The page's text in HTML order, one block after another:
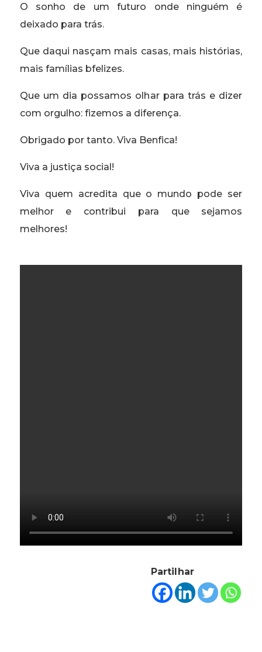
O sonho de um futuro onde ninguém é
deixado para trás.
Que daqui nasçam mais casas, mais histórias,
mais famílias bfelizes.
Que um dia possamos olhar para trás e dizer
com orgulho: fizemos a diferença.
Obrigado por tanto. Viva Benfica!
Viva a justiça social!
Viva quem acredita que o mundo pode ser
melhor e contribui para que sejamos
melhores!
Partilhar